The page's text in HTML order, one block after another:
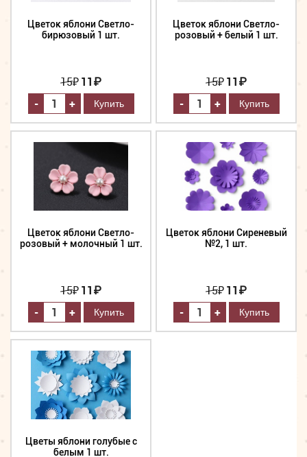
Цветок яблони Светло-
бирюзовый 1 шт.
15₽11₽
-
+
Цветок яблони Светло-
розовый + белый 1 шт.
15₽11₽
-
+
Цветок яблони Светло-
розовый + молочный 1 шт.
15₽11₽
-
+
Цветок яблони Сиреневый
№2, 1 шт.
15₽11₽
-
+
Цветы яблони голубые с
белым 1 шт.